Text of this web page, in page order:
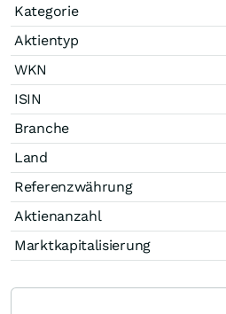
Kategorie
Aktientyp
WKN
ISIN
Branche
Land
Referenzwährung
Aktienanzahl
Marktkapitalisierung